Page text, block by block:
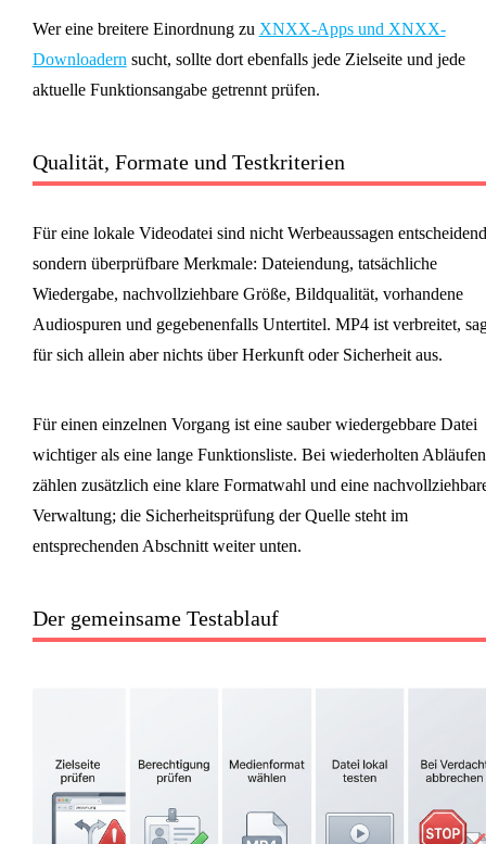
Wer eine breitere Einordnung zu XNXX-Apps und XNXX-
Downloadern sucht, sollte dort ebenfalls jede Zielseite und jede
aktuelle Funktionsangabe getrennt prüfen.
Qualität, Formate und Testkriterien
Für eine lokale Videodatei sind nicht Werbeaussagen
sondern überprüfbare Merkmale: Dateiendung, tatsächliche
Wiedergabe, nachvollziehbare Größe, Bildqualität, vorhandene
Audiospuren und gegebenenfalls Untertitel. MP4 ist verbreitet,
für sich allein aber nichts über Herkunft oder Sicherheit aus.
Für einen einzelnen Vorgang ist eine sauber wiedergebbare Datei
wichtiger als eine lange Funktionsliste. Bei wiederholten Abläufen
zählen zusätzlich eine klare Formatwahl und eine
Verwaltung; die Sicherheitsprüfung der Quelle steht im
entsprechenden Abschnitt weiter unten.
Der gemeinsame Testablauf